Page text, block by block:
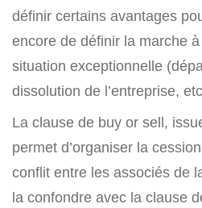
définir certains avantages
encore de définir la marche
situation exceptionnelle
dissolution de l’entreprise,
La clause de buy or sell,
permet d’organiser la
conflit entre les associés de
la confondre avec la clause